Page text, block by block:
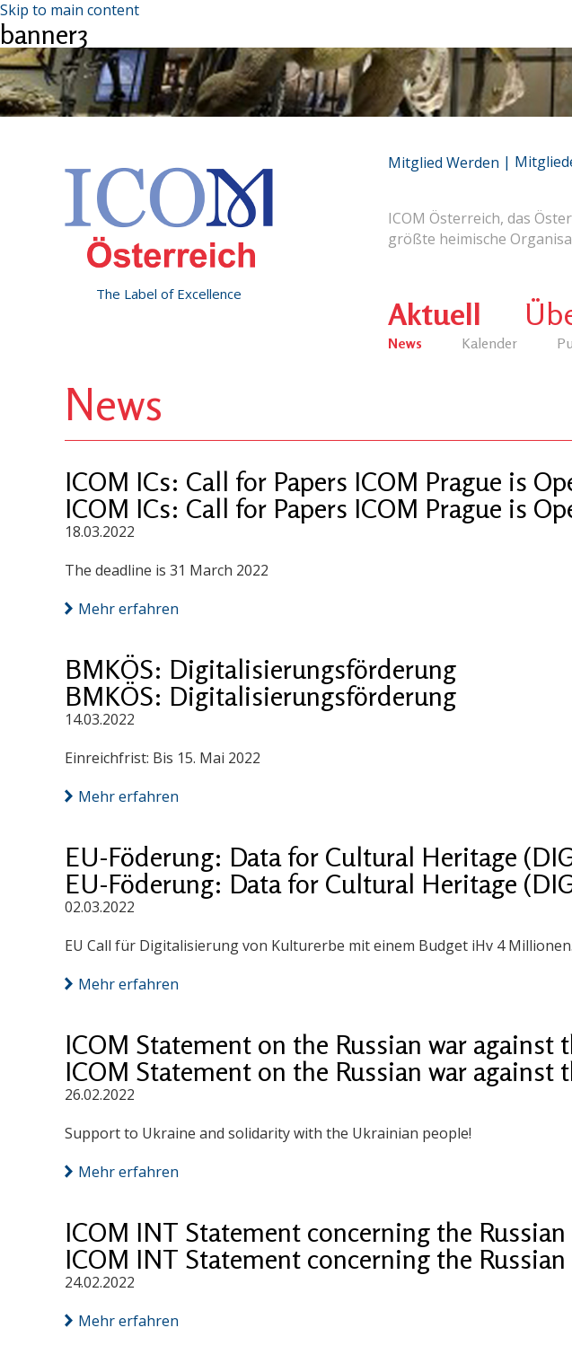
Skip to main content
banner3
The Label of Excellence
ICOM Österreich, das
größte heimische
Aktuell
News Kalender
Mitglied Werden |
News
ICOM ICs: Call for Papers ICOM Prague is
ICOM ICs: Call for Papers ICOM Prague is
18.03.2022
The deadline is 31 March 2022
Mehr erfahren
BMKÖS: Digitalisierungsförderung
BMKÖS: Digitalisierungsförderung
14.03.2022
Einreichfrist: Bis 15. Mai 2022
Mehr erfahren
EU-Föderung: Data for Cultural Heritage
EU-Föderung: Data for Cultural Heritage
02.03.2022
EU Call für Digitalisierung von Kulturerbe mit einem Budget iHv 4
Mehr erfahren
ICOM Statement on the Russian war against
ICOM Statement on the Russian war against
26.02.2022
Support to Ukraine and solidarity with the Ukrainian people!
Mehr erfahren
ICOM INT Statement concerning the
ICOM INT Statement concerning the
24.02.2022
Mehr erfahren